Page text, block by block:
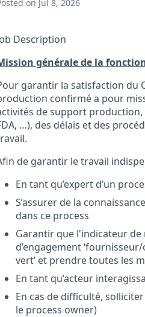
on Jul 8, 2026
Description
générale de la
garantir la satisfaction du
confirmé a pour
de support production,
…), des délais et des
de garantir le travail
En tant qu’expert d’un
S’assurer de la
dans ce process
Garantir que l'indicateur
d’engagement
vert’ et prendre toutes les
En tant qu’acteur
En cas de difficulté,
le process owner)